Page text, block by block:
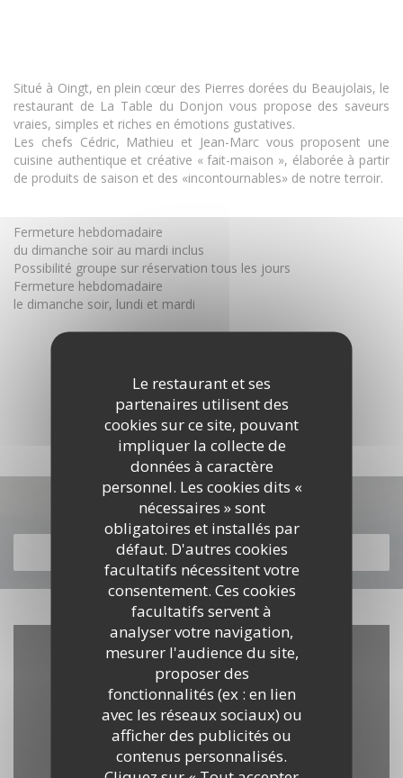
Le restaurant et ses
partenaires utilisent des
cookies sur ce site, pouvant
impliquer la collecte de
données à caractère
personnel. Les cookies dits «
nécessaires » sont
obligatoires et installés par
défaut. D'autres cookies
facultatifs nécessitent votre
consentement. Ces cookies
facultatifs servent à
analyser votre navigation,
mesurer l'audience du site,
proposer des
fonctionnalités (ex : en lien
avec les réseaux sociaux) ou
afficher des publicités ou
contenus personnalisés.
Situé à Oingt, en plein cœur des Pierres dorées du Beaujolais, le
restaurant de La Table du Donjon vous propose des saveurs
vraies, simples et riches en émotions gustatives.
Les chefs Cédric, Mathieu et Jean-Marc vous proposent une
cuisine authentique et créative « fait-maison », élaborée à partir
de produits de saison et des «incontournables» de notre terroir.
Fermeture hebdomadaire
du dimanche soir au mardi inclus
Possibilité groupe sur réservation tous les jours
Fermeture hebdomadaire
le dimanche soir, lundi et mardi
Découvrir notre carte
DÉCOUVRIR NOTRE CARTE